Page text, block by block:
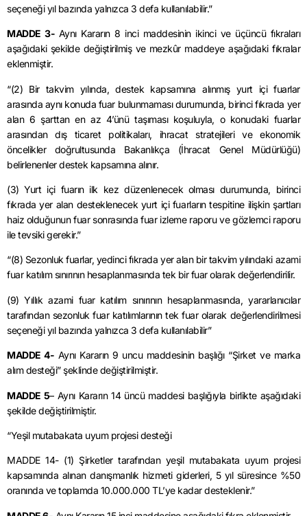
seçeneği yıl bazında yalnızca 3 defa kullanılabilir.”
MADDE 3- Aynı Kararın 8 inci maddesinin ikinci ve üçüncü fıkraları
aşağıdaki şekilde değiştirilmiş ve mezkûr maddeye aşağıdaki fıkralar
eklenmiştir.
“(2) Bir takvim yılında, destek kapsamına alınmış yurt içi fuarlar
arasında aynı konuda fuar bulunmaması durumunda, birinci fıkrada yer
alan 6 şarttan en az 4’ünü taşıması koşuluyla, o konudaki fuarlar
arasından dış ticaret politikaları, ihracat stratejileri ve ekonomik
öncelikler doğrultusunda Bakanlıkça (İhracat Genel Müdürlüğü)
belirlenenler destek kapsamına alınır.
(3) Yurt içi fuarın ilk kez düzenlenecek olması durumunda, birinci
fıkrada yer alan desteklenecek yurt içi fuarların tespitine ilişkin şartları
haiz olduğunun fuar sonrasında fuar izleme raporu ve gözlemci raporu
ile tevsiki gerekir.”
“(8) Sezonluk fuarlar, yedinci fıkrada yer alan bir takvim yılındaki azami
fuar katılım sınırının hesaplanmasında tek bir fuar olarak değerlendirilir.
(9) Yıllık azami fuar katılım sınırının hesaplanmasında, yararlanıcılar
tarafından sezonluk fuar katılımlarının tek fuar olarak değerlendirilmesi
seçeneği yıl bazında yalnızca 3 defa kullanılabilir”
MADDE 4- Aynı Kararın 9 uncu maddesinin başlığı “Şirket ve marka
alım desteği” şeklinde değiştirilmiştir.
MADDE 5– Aynı Kararın 14 üncü maddesi başlığıyla birlikte aşağıdaki
şekilde değiştirilmiştir.
“Yeşil mutabakata uyum projesi desteği
MADDE 14- (1) Şirketler tarafından yeşil mutabakata uyum projesi
kapsamında alınan danışmanlık hizmeti giderleri, 5 yıl süresince %50
oranında ve toplamda 10.000.000 TL’ye kadar desteklenir.”